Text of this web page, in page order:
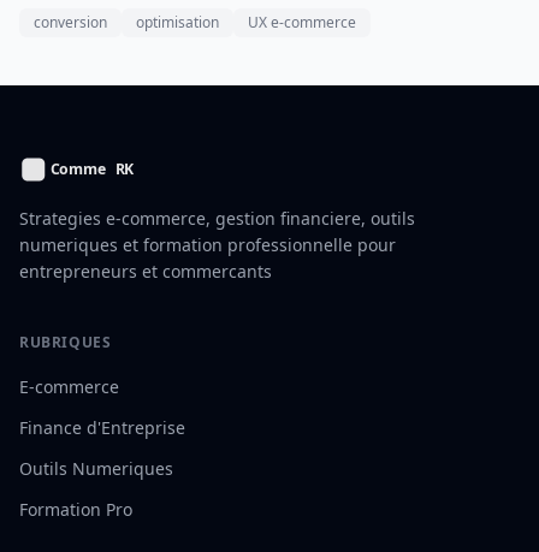
conversion optimisation UX e-commerce
Strategies e-commerce, gestion financiere, outils
numeriques et formation professionnelle pour
entrepreneurs et commercants
RUBRIQUES
E-commerce
Finance d'Entreprise
Outils Numeriques
Formation Pro